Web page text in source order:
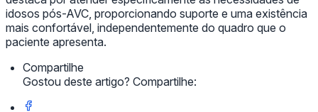
idosos pós-AVC, proporcionando suporte e uma existência
mais confortável, independentemente do quadro que o
paciente apresenta.
Compartilhe
Gostou deste artigo? Compartilhe: